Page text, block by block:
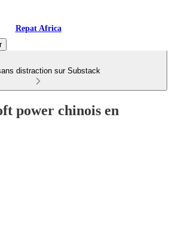
Repat Africa
distraction sur Substack
power chinois en